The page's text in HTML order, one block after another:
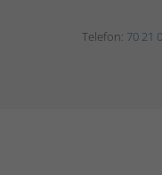
Telefon: 70 21